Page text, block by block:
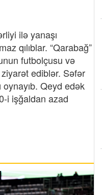
ilə yanaşı
qılıblar. “Qarabağ”
futbolçusu və
ediblər. Səfər
Qeyd edək
i işğaldan azad